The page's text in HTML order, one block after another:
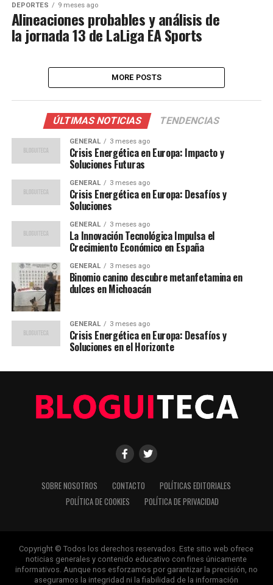
DEPORTES 9 meses ago
Alineaciones probables y análisis de
la jornada 13 de LaLiga EA Sports
MORE POSTS
ÚLTIMAS NOTICIAS TENDENCIAS
GENERAL 3 meses ago
Crisis Energética en Europa: Impacto y
Soluciones Futuras
GENERAL 3 meses ago
Crisis Energética en Europa: Desafíos y
Soluciones
GENERAL 3 meses ago
La Innovación Tecnológica Impulsa el
Crecimiento Económico en España
GENERAL 3 meses ago
Binomio canino descubre metanfetamina en
dulces en Michoacán
GENERAL 3 meses ago
Crisis Energética en Europa: Desafíos y
Soluciones en el Horizonte
SOBRE NOSOTROS CONTACTO
POLÍTICAS EDITORIALES
POLÍTICA DE COOKIES
POLÍTICA DE PRIVACIDAD
Copyright © Todos los derechos reservados. Este sitio web ofrece
noticias generales y contenido educativo con fines únicamente
informativos. Aunque nos esforzamos por garantizar la precisión, no
aseguramos la integridad ni la fiabilidad de la información